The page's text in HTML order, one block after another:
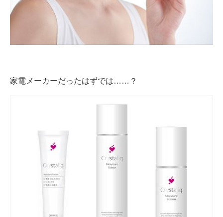
企業向けIT製品の総合サイト
IT製品の技術・比較・事例
製造業のIT導入・活用を支援
エネルギーの専門メディア
ちょっと気になるネットの話題
家電メーカーだったはずでは……？